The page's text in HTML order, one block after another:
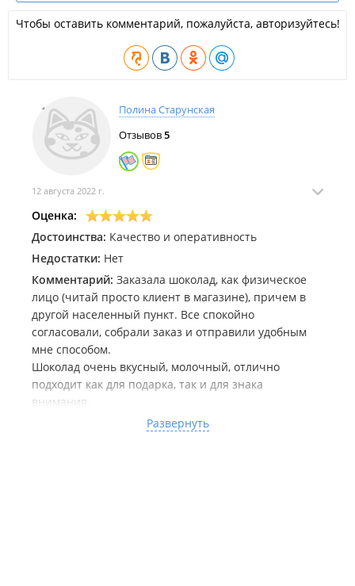
Чтобы оставить комментарий, пожалуйста, авторизуйтесь!
Полина Старунская
Отзывов5
12 августа 2022 г.
Оценка:
Достоинства: Качество и оперативность
Недостатки: Нет
Комментарий: Заказала шоколад, как физическое
лицо (читай просто клиент в магазине), причем в
другой населенный пункт. Все спокойно
согласовали, собрали заказ и отправили удобным
мне способом.
Шоколад очень вкусный, молочный, отлично
подходит как для подарка, так и для знака
внимания.
Так же хорошо знакома с компанией по работе с
юридическими лицами, там ещё проще, если нет
Развернуть